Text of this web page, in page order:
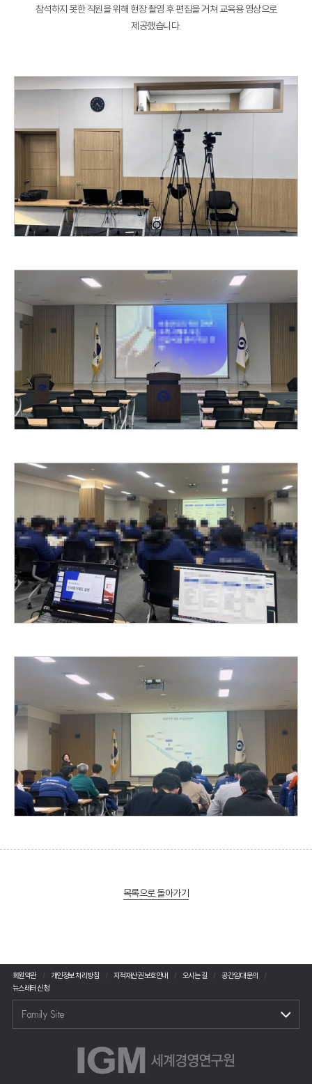
참석하지 못한 직원을 위해 현장 촬영 후 편집을 거쳐 교육용 영상으로
제공했습니다.
목록으로 돌아가기
회원약관 개인정보 처리방침 지적재산권 보호안내 오시는 길
공간임대 문의
뉴스레터 신청
Family Site